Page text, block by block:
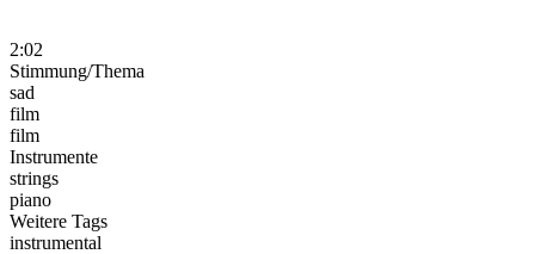
2:02
Stimmung/Thema
sad
film
film
Instrumente
strings
piano
Weitere Tags
instrumental